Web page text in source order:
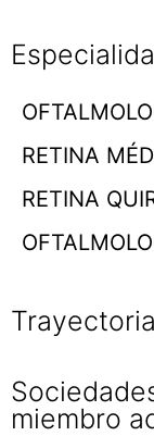
RETINA
RETINA
miembro